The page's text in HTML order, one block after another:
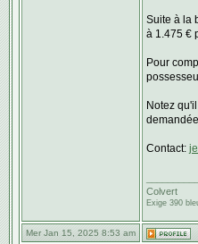
Suite à la
à 1.475 €
Pour
Notez
Contact:
Colvert
Exige 390
Mer Jan 15, 2025 8:53 am